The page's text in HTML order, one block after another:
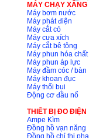
MÁY CHẠY
Máy bơm nước
Máy phát điện
Máy cắt cỏ
Máy cưa xích
Máy cắt bê tông
Máy phun hóa chất
Máy phun áp lực
Máy đầm cóc / bàn
Máy khoan đục
Máy thổi bụi
Động cơ đầu nổ
THIÊT BỊ ĐO ĐIỆN
Ampe Kìm
Đồng hồ vạn năng
Đồng hồ chỉ thị pha